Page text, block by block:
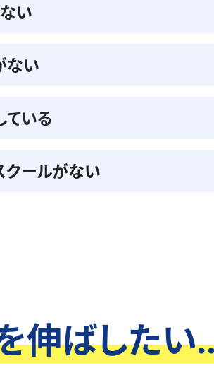
い
ない
いる
クールがない
伸ばしたい